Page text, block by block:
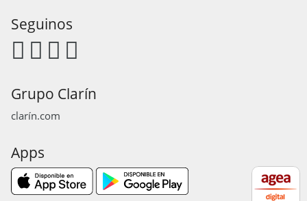
Seguinos
Grupo Clarín
clarín.com
Apps